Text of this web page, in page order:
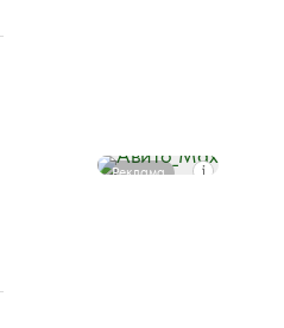
Реклама